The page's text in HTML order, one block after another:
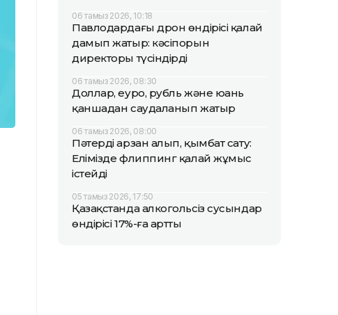
06 тамыз 2026, 10:18
Павлодардағы дрон өндірісі қалай
дамып жатыр: кәсіпорын
директоры түсіндірді
06 тамыз 2026, 08:30
Доллар, еуро, рубль және юань
қаншадан саудаланып жатыр
06 тамыз 2026, 08:00
Пәтерді арзан алып, қымбат сату:
Елімізде флиппинг қалай жұмыс
істейді
05 тамыз 2026, 17:50
Қазақстанда алкогольсіз сусындар
өндірісі 17%-ға артты